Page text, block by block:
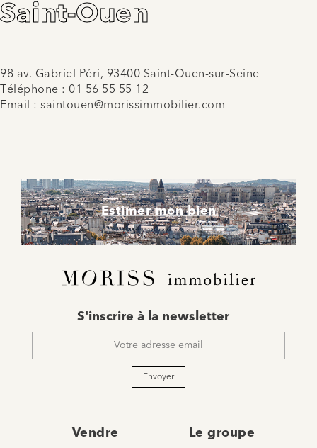
Saint-Ouen
98 av. Gabriel Péri, 93400 Saint-Ouen-sur-Seine
Téléphone : 01 56 55 55 12
Email : saintouen@morissimmobilier.com
Estimer mon bien
mail
S'inscrire à la newsletter
Envoyer
Vendre Le groupe